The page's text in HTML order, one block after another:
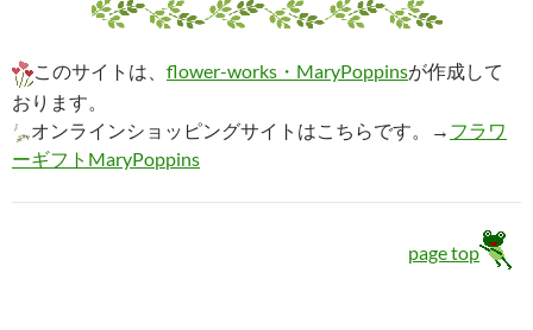
このサイトは、 flower-works・MaryPoppinsが作成して
おります。
オンラインショッピングサイトはこちらです。→ フラワ
ーギフトMaryPoppins
page top